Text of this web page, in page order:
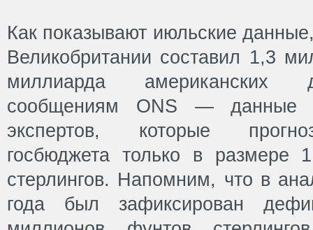
Как показывают июльские
Великобритании составил 1,3
миллиарда американских
сообщениям ONS — данные
экспертов, которые
госбюджета только в размере
стерлингов. Напомним, что в
года был зафиксирован